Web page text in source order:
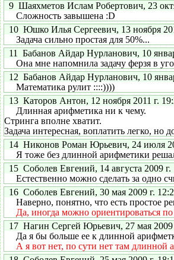
9 Шаяхметов Ислам Робертович, 23
Сложность завышена :D
10 Юшко Илья Сергеевич, 13 ноября
Задача сильно простая для 50%...
11 Бабанов Айдар Нурланович, 10
Она мне напомнила задачу ферзя в
12 Бабанов Айдар Нурланович, 10
Математика рулит ::::))))
13 Каторов Антон, 12 ноября 2011 г.
Длинная арифметика ни к чему.
Стринга вполне хватит.
Задача интересная, воплатить легко, но
14 Никонов Роман Юрьевич, 24 июля
Я тоже без длинной арифметики
15 Соболев Евгений, 14 августа 2009 г.
Естественно можно сделать за одно
16 Соболев Евгений, 30 мая 2009 г.
Наверно, понятно, что есть простое
Да, иногда можно ориентироваться
17 Нагин Сергей Юрьевич, 27 мая 2009
Да я бы больше ее к длинной
А я вот нет, по сути нет там